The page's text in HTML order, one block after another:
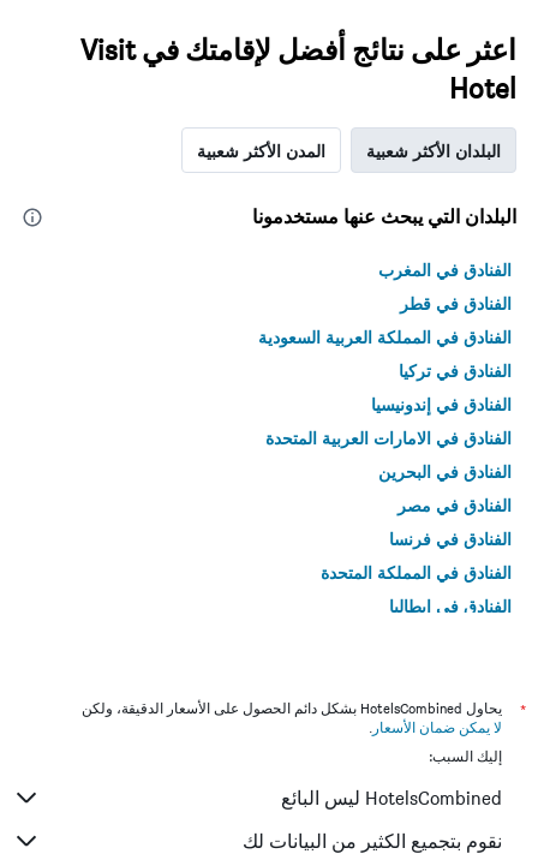
اعثر على نتائج أفضل لإقامتك في Visit
Hotel
البلدان الأكثر شعبية المدن الأكثر شعبية
البلدان التي يبحث عنها مستخدمونا
الفنادق في المغرب
الفنادق في قطر
الفنادق في المملكة العربية السعودية
الفنادق في تركيا
الفنادق في إندونيسيا
الفنادق في الامارات العربية المتحدة
الفنادق في البحرين
الفنادق في مصر
الفنادق في فرنسا
الفنادق في المملكة المتحدة
الفنادق في إيطاليا
*
يحاول HotelsCombined بشكل دائم الحصول على الأسعار الدقيقة، ولكن
لا يمكن ضمان الأسعار .
إليك السبب:
HotelsCombined ليس البائع
نقوم بتجميع الكثير من البيانات لك